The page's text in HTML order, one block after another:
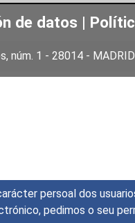
persoal dos
pedimos o seu
de datos |
núm. 1 - 28014 - MADRID